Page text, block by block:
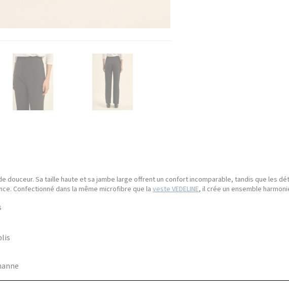
de douceur. Sa taille haute et sa jambe large offrent un confort incomparable, tandis que les
Confectionné dans la même microfibre que laveste VEDELINE, il crée un ensemble
à 30° cycle délicat,Nettoyage professionnel à sec autorisé,Pas de séchage
1m70 et 1m76 et portent une taille 36.